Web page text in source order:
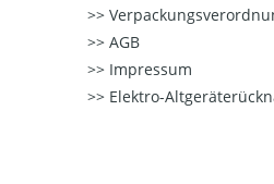
AGB
Impressum
Elektro-